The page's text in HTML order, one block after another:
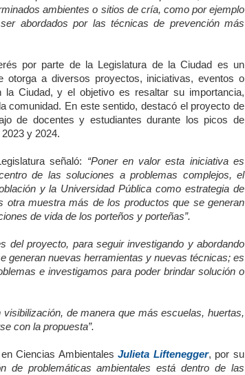
ambientes o sitios de cría, como por ejemplo
abordados por las técnicas de prevención más
por parte de la Legislatura de la Ciudad es un
otorga a diversos proyectos, iniciativas, eventos o
la Ciudad, y el objetivo es resaltar su importancia,
comunidad. En este sentido, destacó el proyecto de
de docentes y estudiantes durante los picos de
y 2024.
señaló: “Poner en valor esta iniciativa es
de las soluciones a problemas complejos, el
y la Universidad Pública como estrategia de
otra muestra más de los productos que se generan
de vida de los porteños y porteñas”.
del proyecto, para seguir investigando y abordando
generan nuevas herramientas y nuevas técnicas; es
e investigamos para poder brindar solución o
de manera que más escuelas, huertas,
con la propuesta”.
Ciencias AmbientalesJulieta Liftenegger, por su
de problemáticas ambientales está dentro de las